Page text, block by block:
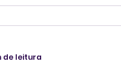
de leitura